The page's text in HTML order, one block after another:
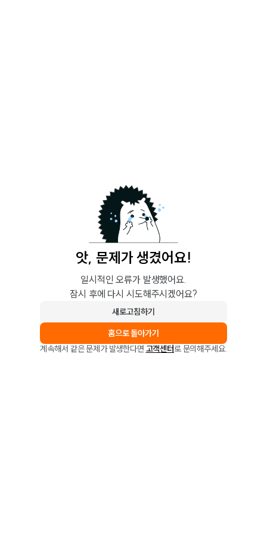
앗, 문제가 생겼어요!
일시적인 오류가 발생했어요.
잠시 후에 다시 시도해주시겠어요?
새로고침하기
홈으로 돌아가기
계속해서 같은 문제가 발생한다면 고객센터로 문의해주세요.